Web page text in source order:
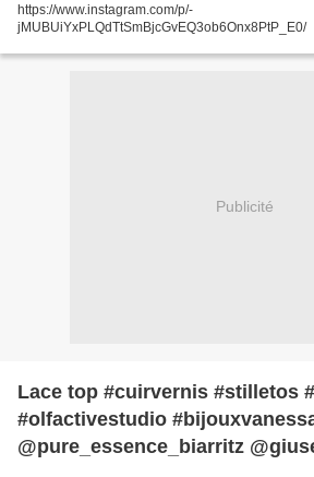
https://www.instagram.com/p/-
jMUBUiYxPLQdTtSmBjcGvEQ3ob6Onx8PtP_E0/
Publicité
Lace top #cuirvernis #stilletos
#olfactivestudio
@pure_essence_biarritz